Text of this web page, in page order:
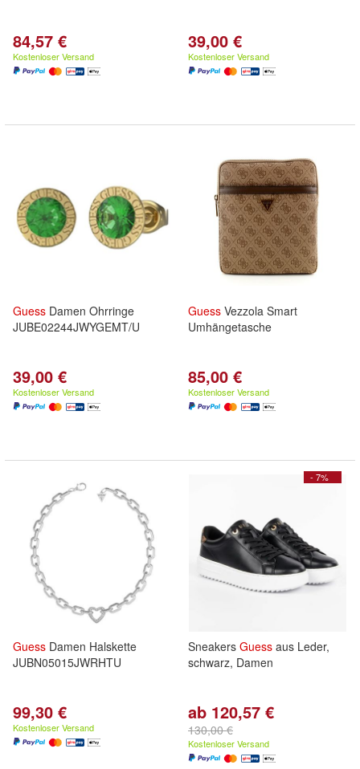
84,57 €
Kostenloser Versand
39,00 €
Kostenloser Versand
Guess Damen Ohrringe
JUBE02244JWYGEMT/U
39,00 €
Kostenloser Versand
Guess Vezzola Smart
Umhängetasche
85,00 €
Kostenloser Versand
Guess Damen Halskette
JUBN05015JWRHTU
99,30 €
Kostenloser Versand
- 7%
Sneakers Guess aus Leder,
schwarz, Damen
ab 120,57 €
130,00 €
Kostenloser Versand